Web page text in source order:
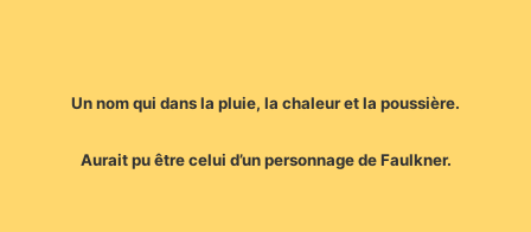
Un nom qui dans la pluie, la chaleur et la poussière.
Aurait pu être celui d’un personnage de Faulkner.